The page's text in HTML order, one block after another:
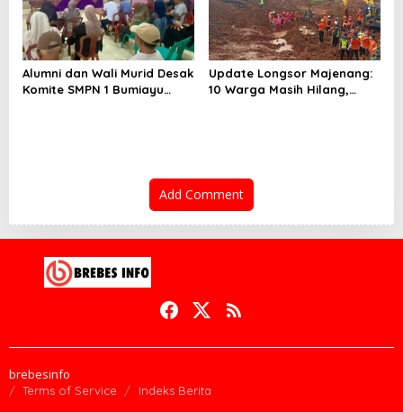
Alumni dan Wali Murid Desak
Komite SMPN 1 Bumiayu
Update Longsor Majenang:
10 Warga Masih Hilang,
Add Comment
brebesinfo
Terms of Service Indeks Berita